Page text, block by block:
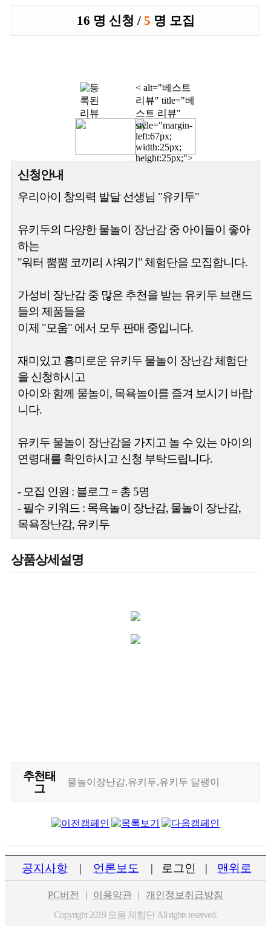
16 명 신청 / 5 명 모집
< alt="베스트
리뷰" title="베
스트 리뷰"
style="margin-
left:67px;
width:25px;
height:25px;">
신청안내
우리아이 창의력 발달 선생님 "유키두"
유키두의 다양한 물놀이 장난감 중 아이들이 좋아
하는
"워터 뿜뿜 코끼리 샤워기" 체험단을 모집합니다.
가성비 장난감 중 많은 추천을 받는 유키두 브랜드
들의 제품들을
이제 "모움" 에서 모두 판매 중입니다.
재미있고 흥미로운 유키두 물놀이 장난감 체험단
을 신청하시고
아이와 함께 물놀이, 목욕놀이를 즐겨 보시기 바랍
니다.
유키두 물놀이 장난감을 가지고 놀 수 있는 아이의
연령대를 확인하시고 신청 부탁드립니다.
- 모집 인원 : 블로그 = 총 5명
- 필수 키워드 : 목욕놀이 장난감, 물놀이 장난감,
목욕장난감, 유키두
상품상세설명
추천태
그
물놀이장난감,유키두,유키두 달팽이
공지사항 | 언론보도 | 로그인 | 맨위로
PC버전 | 이용약관 |
개인정보취급방침
Copyright 2019 모움 체험단 All rights reserved.